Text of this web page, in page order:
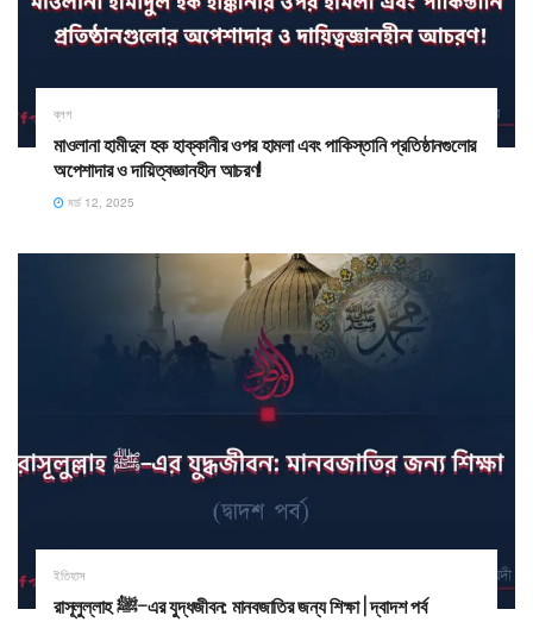
ব্লগ
মাওলানা হামীদুল হক হাক্কানীর ওপর হামলা এবং পাকিস্তানি প্রতিষ্ঠানগুলোর
অপেশাদার ও দায়িত্বজ্ঞানহীন আচরণ!
মার্চ 12, 2025
ইতিহাস
রাসূলুল্লাহ ﷺ–এর যুদ্ধজীবন: মানবজাতির জন্য শিক্ষা | দ্বাদশ পর্ব